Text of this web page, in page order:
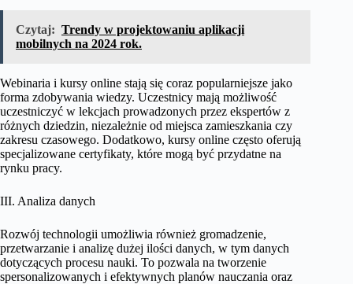
Czytaj: Trendy w projektowaniu aplikacji
mobilnych na 2024 rok.
Webinaria i kursy online stają się coraz popularniejsze jako
forma zdobywania wiedzy. Uczestnicy mają możliwość
uczestniczyć w lekcjach prowadzonych przez ekspertów z
różnych dziedzin, niezależnie od miejsca zamieszkania czy
zakresu czasowego. Dodatkowo, kursy online często oferują
specjalizowane certyfikaty, które mogą być przydatne na
rynku pracy.
III. Analiza danych
Rozwój technologii umożliwia również gromadzenie,
przetwarzanie i analizę dużej ilości danych, w tym danych
dotyczących procesu nauki. To pozwala na tworzenie
spersonalizowanych i efektywnych planów nauczania oraz